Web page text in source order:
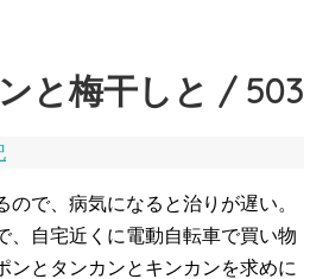
と梅干しと / 503
で、病気になると治りが遅い。
、自宅近くに電動自転車で買い物
ンとタンカンとキンカンを求めに